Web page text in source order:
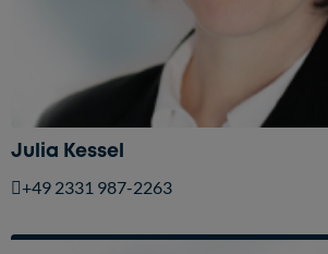
Julia Kessel
+49 2331 987-2263